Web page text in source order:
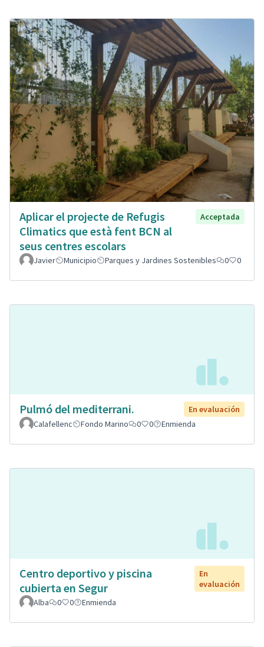
Aplicar el projecte de Refugis
Climatics que està fent BCN al
seus centres escolars
Acceptada
Javier Municipio Parques y Jardines Sostenibles 0 0
Pulmó del mediterrani.
En evaluación
Calafellenc
Fondo Marino 0 0 Enmienda
Centro deportivo y piscina
cubierta en Segur
En
evaluación
Alba
0 0 Enmienda